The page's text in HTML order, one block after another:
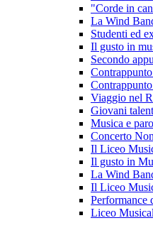
"Corde in
La Wind
Studenti ed
Il gusto in
Secondo
Viaggio nel
Giovani
Musica e
Concerto
Il Liceo
Il gusto in
La Wind
Il Liceo
Performance
Liceo